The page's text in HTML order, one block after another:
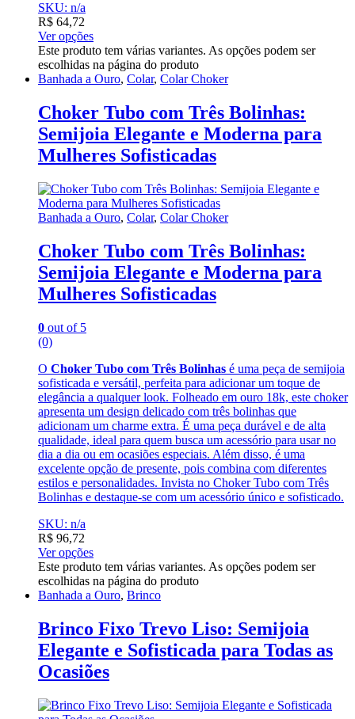
SKU: n/a
R$ 64,72
Ver opções
Este produto tem várias variantes. As opções podem ser
escolhidas na página do produto
Banhada a Ouro, Colar, Colar Choker
Choker Tubo com Três Bolinhas:
Semijoia Elegante e Moderna para
Mulheres Sofisticadas
Banhada a Ouro, Colar, Colar Choker
Choker Tubo com Três Bolinhas:
Semijoia Elegante e Moderna para
Mulheres Sofisticadas
0 out of 5
(0)
O Choker Tubo com Três Bolinhas é uma peça de semijoia
sofisticada e versátil, perfeita para adicionar um toque de
elegância a qualquer look. Folheado em ouro 18k, este choker
apresenta um design delicado com três bolinhas que
adicionam um charme extra. É uma peça durável e de alta
qualidade, ideal para quem busca um acessório para usar no
dia a dia ou em ocasiões especiais. Além disso, é uma
excelente opção de presente, pois combina com diferentes
estilos e personalidades. Invista no Choker Tubo com Três
Bolinhas e destaque-se com um acessório único e sofisticado.
SKU: n/a
R$ 96,72
Ver opções
Este produto tem várias variantes. As opções podem ser
escolhidas na página do produto
Banhada a Ouro, Brinco
Brinco Fixo Trevo Liso: Semijoia
Elegante e Sofisticada para Todas as
Ocasiões